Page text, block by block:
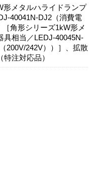
形メタルハライドランプ
40041N-DJ2（消費電
角形シリーズ1kW形メ
具相当／LEDJ-40045N-
200V/242V））］、拡散
注対応品）